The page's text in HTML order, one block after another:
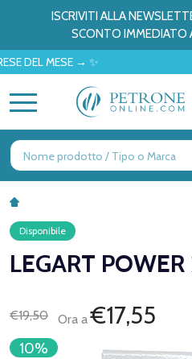
ISCRIVITI ALLA
SCONTO IMMEDIATO
MESE → ✨
Ricerca
Disponibile
LEGART
€19,50 Ora a€17,55
10%